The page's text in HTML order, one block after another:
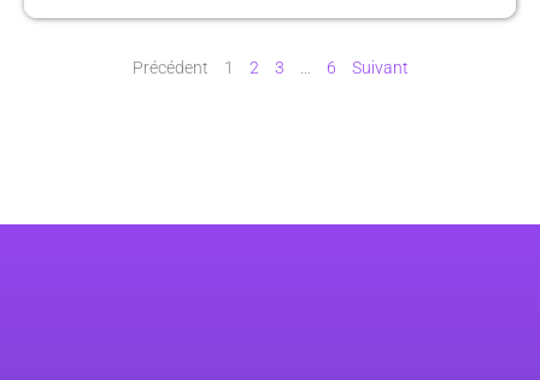
Précédent 1 2 3 6 Suivant